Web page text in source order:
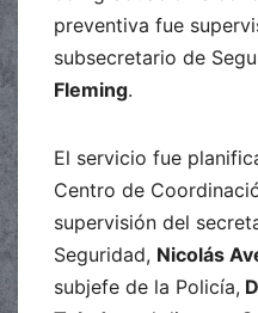
preventiva fue
subsecretario de
Fleming.
El servicio fue
Centro de
supervisión del
Seguridad, Nicolás
subjefe de la Policía,